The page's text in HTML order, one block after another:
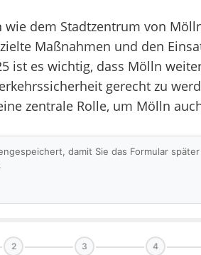
dem Stadtzentrum von
Maßnahmen und den
ist es wichtig, dass Mölln
gerecht zu
zentrale Rolle, um Mölln
damit Sie das Formular
2 3 4